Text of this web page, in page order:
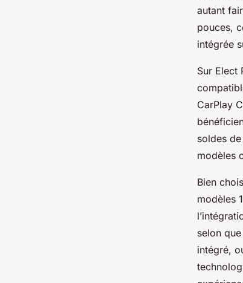
autant
pouces,
intégrée
Sur Elect
CarPlay
soldes
modèles
Bien
modèles
selon
intégré,